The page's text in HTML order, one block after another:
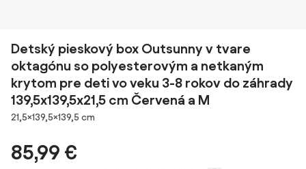
Detský pieskový box Outsunny v tvare
oktagónu so polyesterovým a netkaným
krytom pre deti vo veku 3-8 rokov do záhrady
139,5x139,5x21,5 cm Červená a M
Rozmery
21,5×139,5×139,5 cm
85,99 €